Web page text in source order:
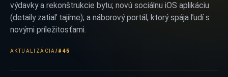
výdavky a rekonštrukcie bytu; novú sociálnu iOS aplikáciu
(detaily zatiaľ tajíme); a náborový portál, ktorý spája ľudí s
novými príležitosťami.
AKTUALIZÁCIA /#45